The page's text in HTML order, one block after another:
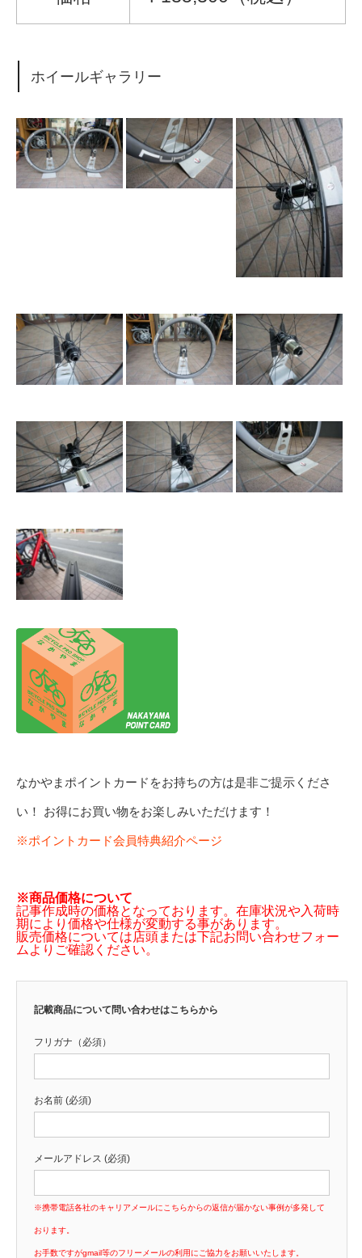
ホイールギャラリー
なかやまポイントカードをお持ちの方は是非ご提示くださ
い！ お得にお買い物をお楽しみいただけます！
※ポイントカード会員特典紹介ページ
※商品価格について
記事作成時の価格となっております。在庫状況や入荷時
期により価格や仕様が変動する事があります。
販売価格については店頭または下記お問い合わせフォー
ムよりご確認ください。
記載商品について問い合わせはこちらから
フリガナ（必須）
お名前 (必須)
メールアドレス (必須)
※携帯電話各社のキャリアメールにこちらからの返信が届かない事例が多発して
おります。
お手数ですがgmail等のフリーメールの利用にご協力をお願いいたします。